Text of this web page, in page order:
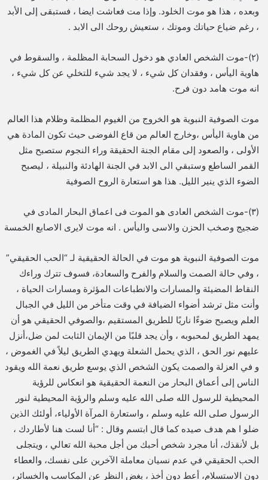
وبعده ، هذا هو موت الخلود. وإذا مت فعاشت ايضا ، فستبقى إلى الأبد
، رغم ضياع حياتك وموتك ، ستعيش روحك الى الابد .
(٢)-موت الشخص العادي هو دخول السحابة المظلمة ، والسقوط في
هاوية اليأس ، وفقدان كل شيء ، لا يجد شيء للتخلي عن كل شيء ،
انه موت هامد دون فرح.
موت الصوفية النبوية هو الخروج من الغيوم المظلمة وظلام هذا العالم
من هاوية اليأس ،وخارج العالم من قاع الفوضى حيث تكون المادة هي
الأولى ، والصعود إلى مقام الجنة الحقيقة وراء النجوم ستصبح مثل
القمر الساطع وستبقي الى الابد في الجنة الهادئة والنبيلة ، ليصبح
الضوء الذي ينير الليل. هذا هو استعارة الروح الصوفية
(٣)-موت الشخص العادى هو الموت فى اعماق البحار المادى في
ضجيج وصخب الحزن والاسى واليأس . انه موت لايرى الاصابع الخمسة
موت الصوفية النبوية هو موت في الحالة الحقيقية لـ “الحب الحقيقي”
، وفي حالة الصمت والسلام والفرح والسعادة، فسوف تترك وراءك
النقاط المضيئة والمسارات والانطباعات المؤثرة ومسارات الحياة ،
وأنت مثل ترشد أضواء الضيافة في وقت متأخر من الليل في الجبال
العلم ويصبح ضوءًا ناريًا للطريق المستقيم ،والصوفي الحقيقي هو أن
يمهد الطريق لمحبوبه ، وأن يجد قلبًا من الإيمان الثابت لمن ضل،أنزل
عليهم نور الحق ، الذي يحمل الشعلة ويهدي الطريق ليلاً في الغموض ،
و في العزلة والصمت يكون الشخص الذي يوسع طريق نعمة الله ويقود
الناس إلى أعماق البحار من النعمة الحقيقية هو انعكاس للرؤية
المحيطية للرسول الله صلى الله عليه وسلم والرؤية المحيطية لنور
الرسول صلى الله عليه وسلم ، واستعارة المرآة الأولياء، أولئك الذين
ضلو ا هم هدف صيده كما قال ابتسم وقال : “أنا لست هنا لأطاردك ،
بل لأنقذك، أنا مجرد شخص أحبك من أجل محبة الله تعالي ، ويتجلى
الحب الحقيقي في عدم نسيان معاملة الآخرين على نفسك، والعطاء
دون الاستسلام، أعط دون أخذ ، بغض النظر عن المكاسب والخسائر،